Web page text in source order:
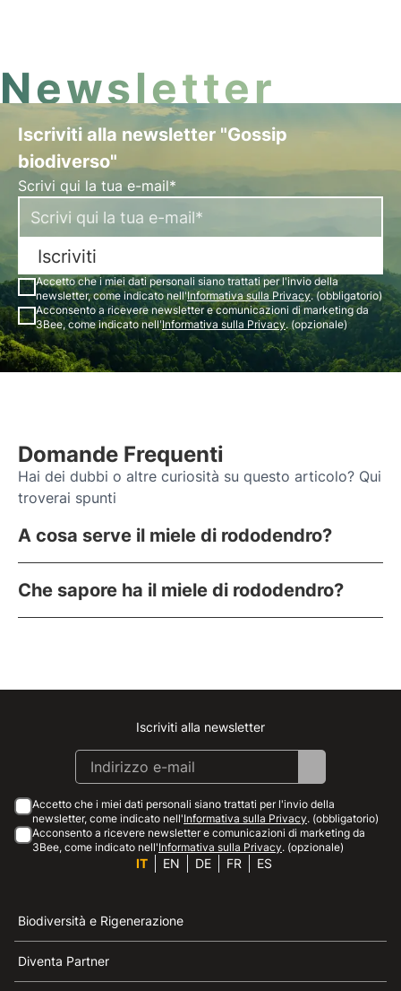
Newsletter
Iscriviti alla newsletter "Gossip
biodiverso"
Scrivi qui la tua e-mail*
Iscriviti
Accetto che i miei dati personali siano trattati per l'invio della
newsletter, come indicato nell'Informativa sulla Privacy. (obbligatorio)
Acconsento a ricevere newsletter e comunicazioni di marketing da
3Bee, come indicato nell'Informativa sulla Privacy. (opzionale)
Domande Frequenti
Hai dei dubbi o altre curiosità su questo articolo? Qui
troverai spunti
A cosa serve il miele di rododendro?
Che sapore ha il miele di rododendro?
Instagram
Facebook
Linkedin
Youtube
Iscriviti alla newsletter
Accetto che i miei dati personali siano trattati per l'invio della
newsletter, come indicato nell'Informativa sulla Privacy. (obbligatorio)
Acconsento a ricevere newsletter e comunicazioni di marketing da
3Bee, come indicato nell'Informativa sulla Privacy. (opzionale)
IT EN DE FR ES
Biodiversità e Rigenerazione
Diventa Partner